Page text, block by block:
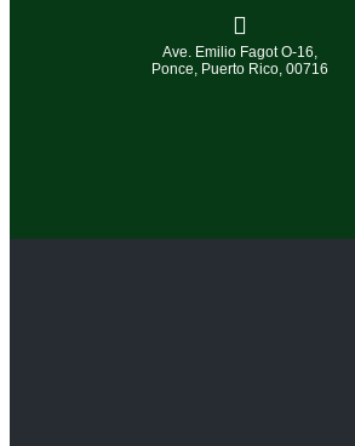
Ave. Emilio Fagot O-16,
Ponce, Puerto Rico, 00716